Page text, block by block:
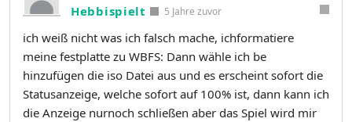
Hebbispielt 5 Jahre zuvor
ich weiß nicht was ich falsch mache, ichformatiere
meine festplatte zu WBFS: Dann wähle ich be
hinzufügen die iso Datei aus und es erscheint sofort die
Statusanzeige, welche sofort auf 100% ist, dann kann ich
die Anzeige nurnoch schließen aber das Spiel wird mir